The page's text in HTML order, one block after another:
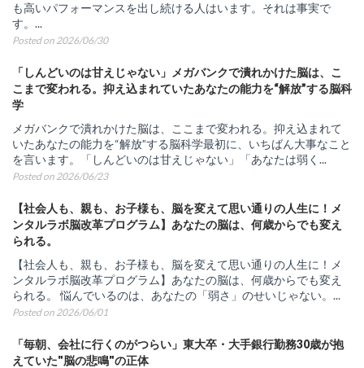
も高いパフォーマンスを出し続ける人はいます。それは事実で
す。...
Posted on 2026/06/30
「しんどいのは甘えじゃない」メガバンクで潰れかけた脳は、こ
こまで変われる。抑え込まれていたあなたの能力を“解放”する脳科
学
メガバンクで潰れかけた脳は、ここまで変われる。抑え込まれて
いたあなたの能力を“解放”する脳科学最初に、いちばん大事なこと
を言います。「しんどいのは甘えじゃない」「あなたは弱く...
Posted on 2026/06/23
【社会人も、親も、お子様も、脳を変えて思い通りの人生に！メ
ンタルラボ脳改革プログラム】あなたの脳は、何歳からでも変え
られる。
【社会人も、親も、お子様も、脳を変えて思い通りの人生に！メ
ンタルラボ脳改革プログラム】あなたの脳は、何歳からでも変え
られる。 悩んでいるのは、あなたの「弱さ」のせいじゃない。...
Posted on 2026/06/01
「毎朝、会社に行くのがつらい」東大卒・大手銀行勤務30歳が抱
えていた"脳の悲鳴"の正体